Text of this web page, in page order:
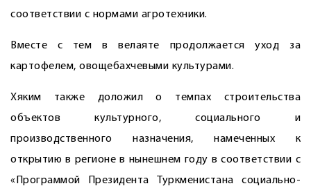
соответствии с нормами агротехники.
Вместе с тем в велаяте продолжается уход за
картофелем, овощебахчевыми культурами.
Хяким также доложил о темпах строительства
объектов культурного, социального и
производственного назначения, намеченных к
открытию в регионе в нынешнем году в соответствии с
«Программой Президента Туркменистана социально-